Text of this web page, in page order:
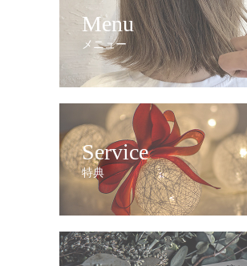
Menu
メニュー
Service
特典